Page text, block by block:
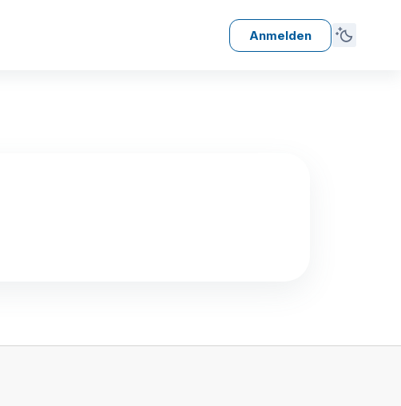
Anmelden